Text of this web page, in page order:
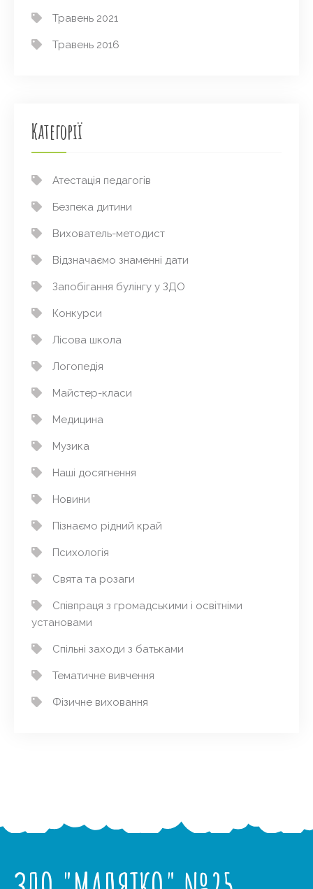
Травень 2021
Травень 2016
Категорії
Атестація педагогів
Безпека дитини
Вихователь-методист
Відзначаємо знаменні дати
Запобігання булінгу у ЗДО
Конкурси
Лісова школа
Логопедія
Майстер-класи
Медицина
Музика
Наші досягнення
Новини
Пізнаємо рідний край
Психологія
Свята та розаги
Співпраця з громадськими і освітніми
установами
Спільні заходи з батьками
Тематичне вивчення
Фізичне виховання